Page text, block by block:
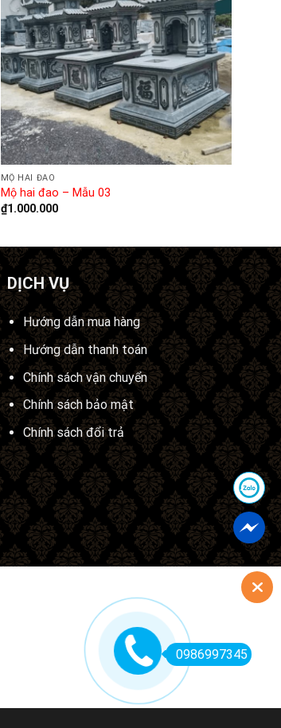
MỘ HAI ĐAO
Mộ hai đao – Mẫu 03
₫1.000.000
DỊCH VỤ
Hướng dẫn mua hàng
Hướng dẫn thanh toán
Chính sách vận chuyển
Chính sách bảo mật
Chính sách đổi trả
0986997345